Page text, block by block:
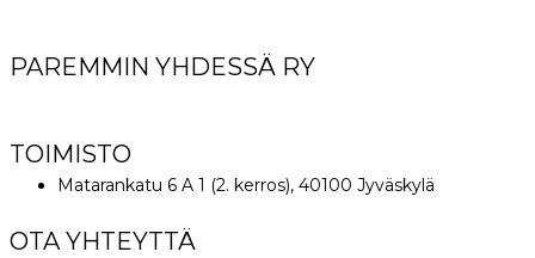
PAREMMIN YHDESSÄ RY
TOIMISTO
Matarankatu 6 A 1 (2. kerros), 40100 Jyväskylä
OTA YHTEYTTÄ